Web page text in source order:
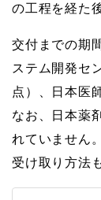
の工程を経た
交付までの期
ステム開発セ
点）、日本医
なお、日本薬
れていません。
受け取り方法